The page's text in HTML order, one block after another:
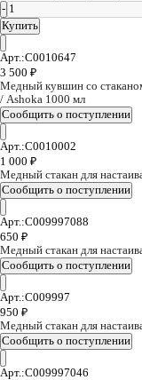
Купить
Арт.:C0010647
3 500 ₽
Медный кувшин со
/ Ashoka 1000 мл
Арт.:C0010002
1 000 ₽
Медный стакан для
Арт.:C009997088
650 ₽
Медный стакан для
Арт.:C009997
950 ₽
Медный стакан для
Арт.:C009997046